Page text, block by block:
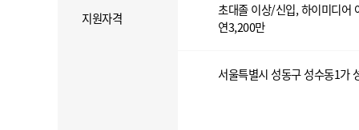
지원자격
초대졸 이상/신입, 하이미디어
연3,200만
서울특별시 성동구 성수동1가